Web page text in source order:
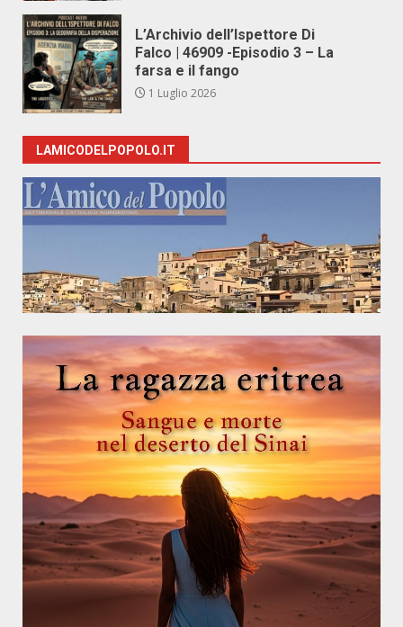
L’Archivio dell’Ispettore Di
Falco | 46909 -Episodio 3 – La
farsa e il fango
1 Luglio 2026
LAMICODELPOPOLO.IT